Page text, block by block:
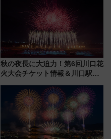
秋の夜長に大迫力！第6回川口花
火大会チケット情報＆川口駅か